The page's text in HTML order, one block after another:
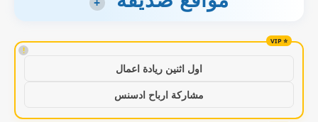
!
اول اثنين ريادة اعمال
مشاركة ارباح ادسنس